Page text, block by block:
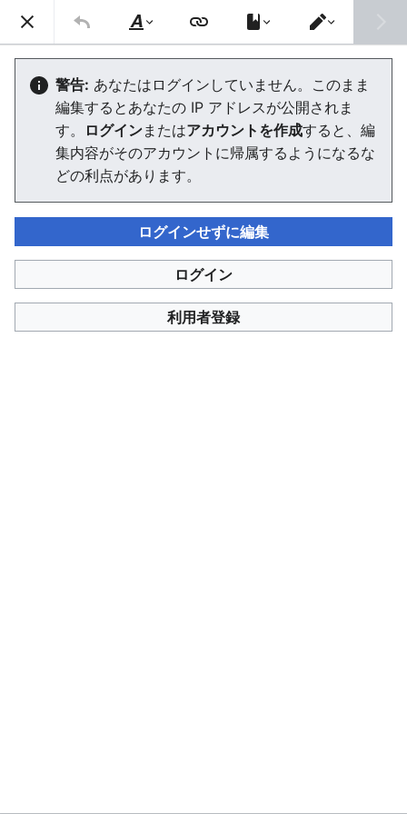
信号機Wiki
視覚障害者用押ボタン箱
エディターを読み込んでいます。このメッセージが引き続
き表示される場合、ページを再読み込み してください。
信号機Wiki
このページは 1,958 回アクセスされました。
プライバシー・ポリシー
信号機Wikiについて
免責事項
Cookieの使用について
文
字
の
修
飾
エ
デ
ィ
タ
ー
を
切
り
替
警告: あなたはログインしていません。このまま
編集するとあなたの IP アドレスが公開されま
す。
ログインまたはアカウントを作成すると、編
集内容がそのアカウントに帰属するようになるな
どの利点があります。
ログインせずに編集
ログイン
利用者登録